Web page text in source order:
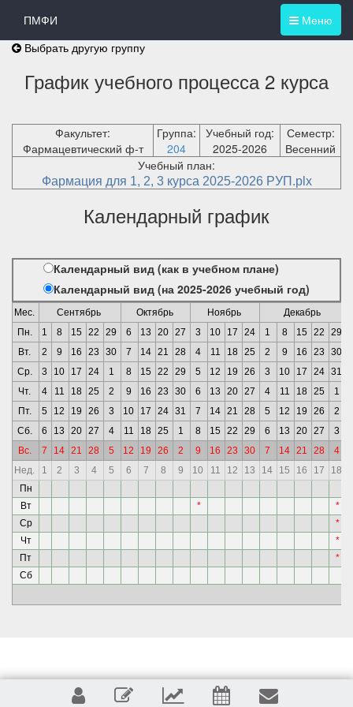
Меню
ПМФИ
Выбрать другую группу
График учебного процесса 2 курса
Факультет:
Фармацевтический ф-т
Группа:
204
Учебный год:
2025-2026
Семестр:
Весенний
Учебный план:
Фармация для 1, 2, 3 курса 2025-2026 РУП.plx
Календарный график
Календарный вид (как в учебном плане)
Календарный вид (на 2025-2026 учебный год)
Мес. Сентябрь Октябрь Ноябрь
Декабрь
Пн.
1 8 15 22 29 6 13 20 27 3 10 17 24 1 8 15 22 29
Вт.
2 9 16 23 30 7 14 21 28 4 11 18 25 2 9 16 23 30
Ср.
3 10 17 24 1 8 15 22 29 5 12 19 26 3 10 17 24 31
Чт.
4 11 18 25 2 9 16 23 30 6 13 20 27 4 11 18 25 1
Пт.
5 12 19 26 3 10 17 24 31 7 14 21 28 5 12 19 26 2
Сб.
6 13 20 27 4 11 18 25 1 8 15 22 29 6 13 20 27 3
Вс.
7 14 21 28 5 12 19 26 2 9 16 23 30 7 14 21 28 4
Нед.
1 2 3 4 5 6 7 8 9 10 11 12 13 14 15 16 17 18
Пн
Вт
*
*
Ср
*
Чт
*
Пт
*
Сб